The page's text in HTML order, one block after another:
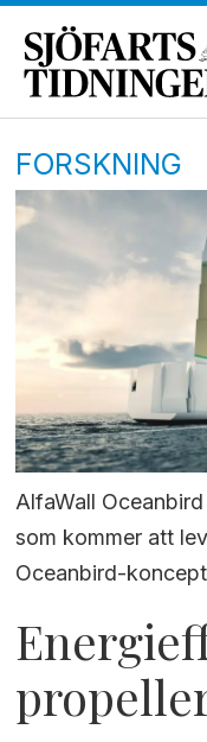
FORSKNING
AlfaWall
som kommer att
Oceanbird-